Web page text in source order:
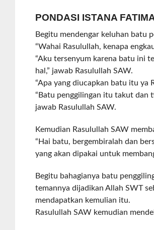
PONDASI ISTANA
Begitu mendengar keluhan batu
“Wahai Rasulullah, kenapa
“Aku tersenyum karena batu ini
hal,” jawab Rasulullah SAW.
“Apa yang diucapkan batu itu ya
“Batu penggilingan itu takut dan
jawab Rasulullah SAW.
Kemudian Rasulullah SAW
“Hai batu, bergembiralah dan
yang akan dipakai untuk
Begitu bahagianya batu
temannya dijadikan Allah SWT
mendapatkan kemulian itu.
Rasulullah SAW kemudian